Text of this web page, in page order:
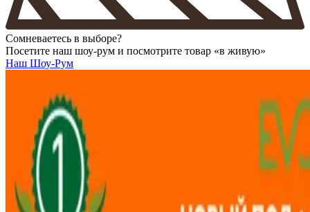
Сомневаетесь в выборе?
Посетите наш шоу-рум и посмотрите товар «в живую»
Наш Шоу-Рум